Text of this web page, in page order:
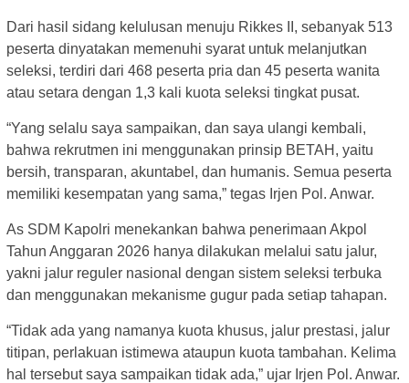
Dari hasil sidang kelulusan menuju Rikkes II, sebanyak 513
peserta dinyatakan memenuhi syarat untuk melanjutkan
seleksi, terdiri dari 468 peserta pria dan 45 peserta wanita
atau setara dengan 1,3 kali kuota seleksi tingkat pusat.
“Yang selalu saya sampaikan, dan saya ulangi kembali,
bahwa rekrutmen ini menggunakan prinsip BETAH, yaitu
bersih, transparan, akuntabel, dan humanis. Semua peserta
memiliki kesempatan yang sama,” tegas Irjen Pol. Anwar.
As SDM Kapolri menekankan bahwa penerimaan Akpol
Tahun Anggaran 2026 hanya dilakukan melalui satu jalur,
yakni jalur reguler nasional dengan sistem seleksi terbuka
dan menggunakan mekanisme gugur pada setiap tahapan.
“Tidak ada yang namanya kuota khusus, jalur prestasi, jalur
titipan, perlakuan istimewa ataupun kuota tambahan. Kelima
hal tersebut saya sampaikan tidak ada,” ujar Irjen Pol. Anwar.